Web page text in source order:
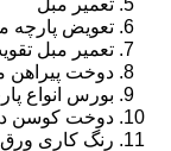
تعویض پارچه
تعمیر مبل
دوخت پیراهن
بورس انواع
دوخت کوسن در
رنگ کاری